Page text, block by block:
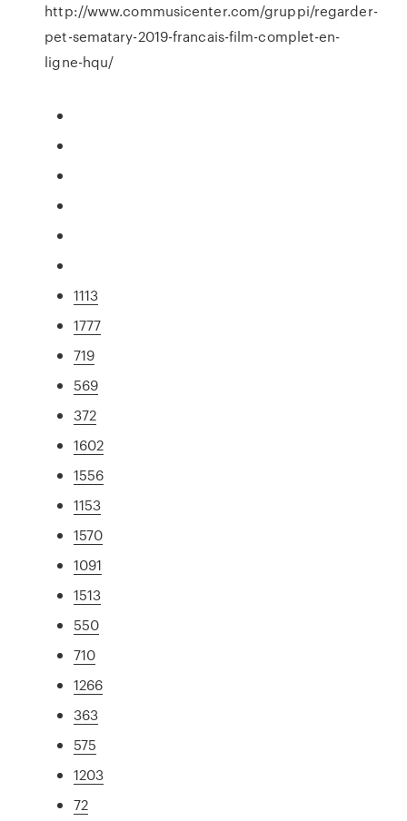
http://www.commusicenter.com/gruppi/regarder-
pet-sematary-2019-francais-film-complet-en-
ligne-hqu/
1113
1777
719
569
372
1602
1556
1153
1570
1091
1513
550
710
1266
363
575
1203
72